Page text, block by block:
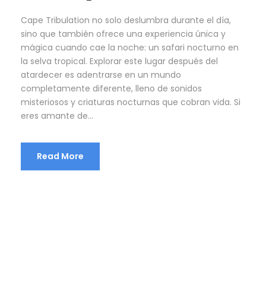
Cape Tribulation no solo deslumbra durante el día,
sino que también ofrece una experiencia única y
mágica cuando cae la noche: un safari nocturno en
la selva tropical. Explorar este lugar después del
atardecer es adentrarse en un mundo
completamente diferente, lleno de sonidos
misteriosos y criaturas nocturnas que cobran vida. Si
eres amante de...
Read More